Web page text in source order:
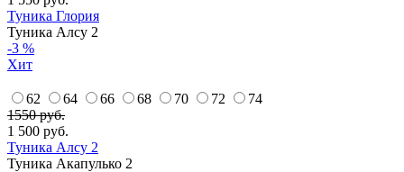
Туника Глория
Туника Алсу 2
-3 %
Хит
62 64 66 68 70 72
74
1550 руб.
1 500 руб.
Туника Алсу 2
Туника Акапулько 2